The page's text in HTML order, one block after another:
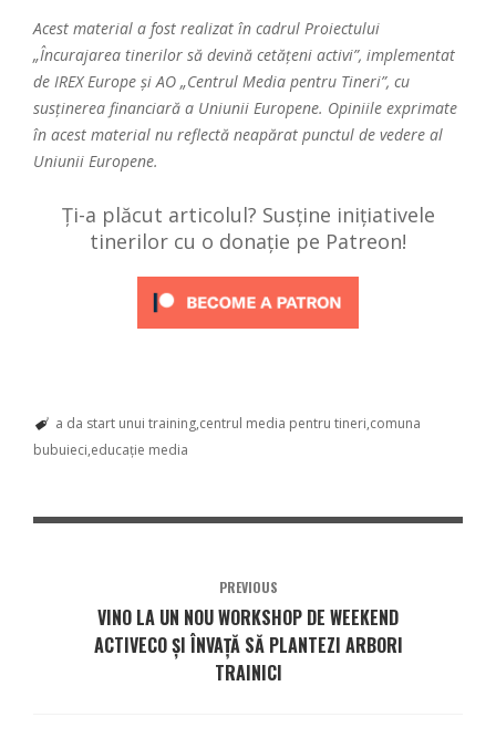
Acest material a fost realizat în cadrul Proiectului
„Încurajarea tinerilor să devină cetățeni activi”, implementat
de IREX Europe și AO „Centrul Media pentru Tineri”, cu
susținerea financiară a Uniunii Europene. Opiniile exprimate
în acest material nu reflectă neapărat punctul de vedere al
Uniunii Europene.
Ți-a plăcut articolul? Susține inițiativele
tinerilor cu o donație pe Patreon!
a da start unui training centrul media pentru tineri comuna
bubuieci educație media
PREVIOUS
VINO LA UN NOU WORKSHOP DE WEEKEND
ACTIVECO ȘI ÎNVAȚĂ SĂ PLANTEZI ARBORI
TRAINICI